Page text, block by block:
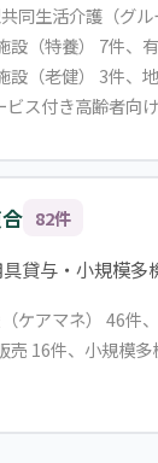
同生活介護（グ
設（特養） 7件、
設（老健） 3件、
ス付き高齢者向
82件
貸与・小規模多
ケアマネ） 46件
売 16件、小規模